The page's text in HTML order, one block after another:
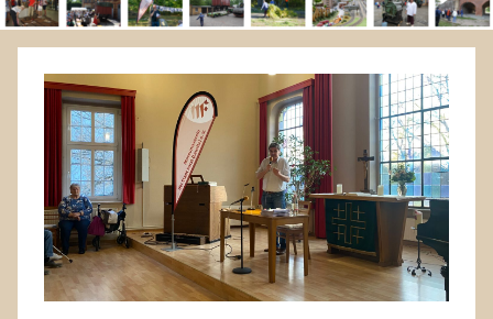
Stadt
Forst
(Lausitz)
e.V.
03149